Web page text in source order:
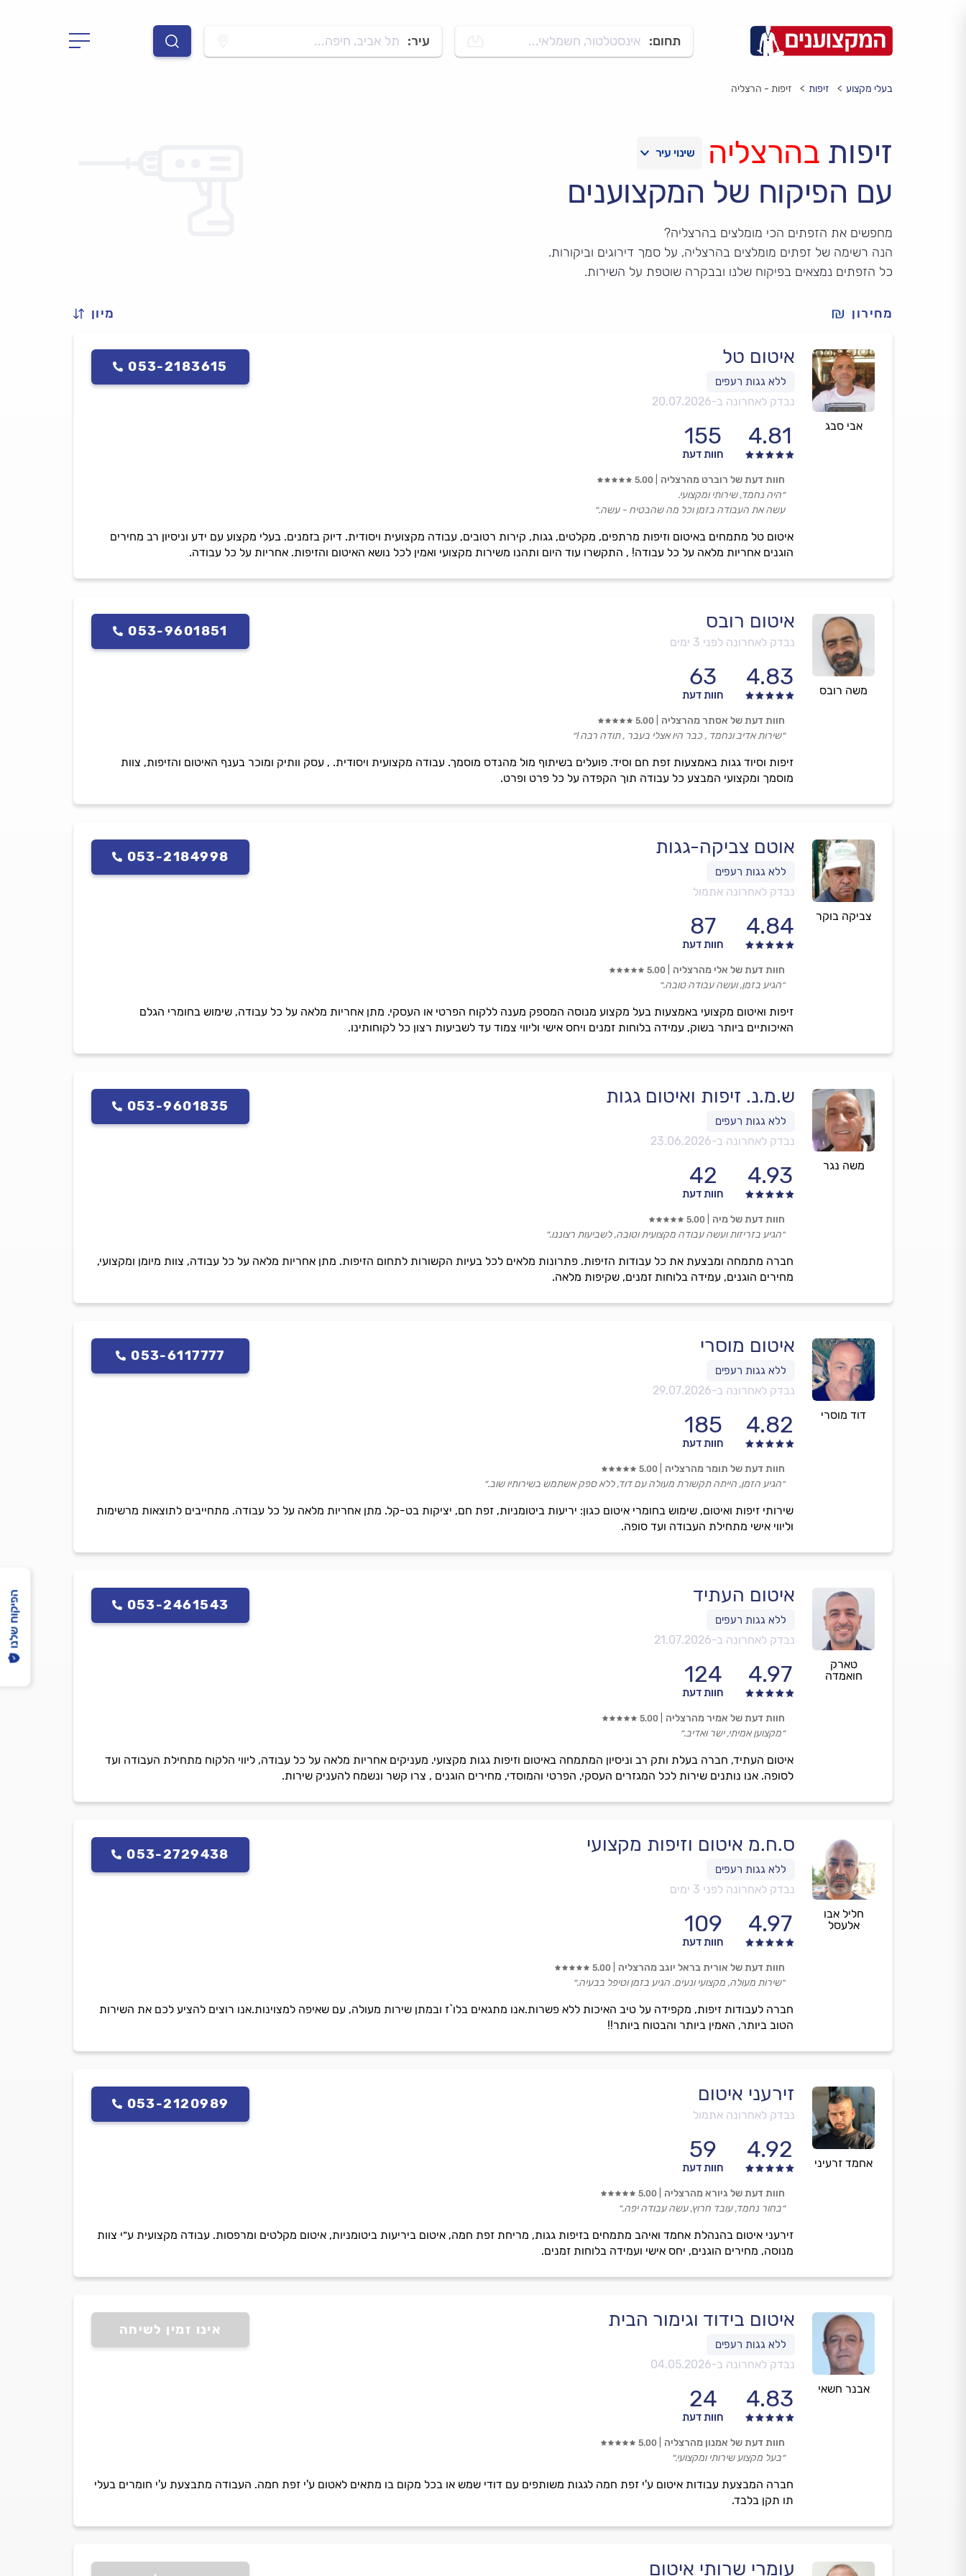
תחום: אינסטלטור, חשמלאי... עיר: תל אביב, חיפה...
בעלי מקצוע זיפות זיפות - הרצליה
זיפות בהרצליה
עם הפיקוח של המקצוענים
מחפשים את הזפתים הכי מומלצים בהרצליה?
הנה רשימה של זפתים מומלצים בהרצליה, על סמך דירוגים וביקורות.
כל הזפתים נמצאים בפיקוח שלנו ובבקרה שוטפת על השירות.
מחירון מיון
אבי סבג
איטום טל
נבדק לאחרונה ב-20.07.2026
4.81
155
חוות דעת
053-2183615
איטום טל מתמחים באיטום וזיפות מרתפים, מקלטים, גגות, קירות רטובים, עבודה מקצועית ויסודית. דיוק בזמנים. בעלי מקצוע עם ידע וניסיון רב מחירים
הוגנים אחריות מלאה על כל עבודה! , התקשרו עוד היום ותהנו משירות מקצועי ואמין לכל נושא האיטום והזיפות. אחריות על כל עבודה.
חוות דעת של רוברט מהרצליה 5.00
״היה נחמד, שירותי ומקצועי.
עשה את העבודה בזמן וכל מה שהבטיח - עשה.״
משה רובס
איטום רובס
נבדק לאחרונה לפני 3 ימים
4.83
63
חוות דעת
053-9601851
זיפות וסיוד גגות באמצעות זפת חם וסיד. פועלים בשיתוף מול מהנדס מוסמך. עבודה מקצועית ויסודית. , עסק וותיק ומוכר בענף האיטום והזיפות, צוות
מוסמך ומקצועי המבצע כל עבודה תוך הקפדה על כל פרט ופרט.
חוות דעת של אסתר מהרצליה 5.00
״שירות אדיב ונחמד , כבר היו אצלי בעבר , תודה רבה !״
צביקה בוקר
אוטם צביקה-גגות
נבדק לאחרונה אתמול
4.84
87
חוות דעת
053-2184998
זיפות ואיטום מקצועי באמצעות בעל מקצוע מנוסה המספק מענה ללקוח הפרטי או העסקי. מתן אחריות מלאה על כל עבודה, שימוש בחומרי הגלם
האיכותיים ביותר בשוק, עמידה בלוחות זמנים ויחס אישי וליווי צמוד עד לשביעות רצון כל לקוחותינו.
חוות דעת של אלי מהרצליה 5.00
״הגיע בזמן, ועשה עבודה טובה.״
משה נגר
ש.מ.נ. זיפות ואיטום גגות
נבדק לאחרונה ב-23.06.2026
4.93
42
חוות דעת
053-9601835
חברה מתמחה ומבצעת את כל עבודות הזיפות. פתרונות מלאים לכל בעיות הקשורות לתחום הזיפות. מתן אחריות מלאה על כל עבודה, צוות מיומן ומקצועי,
מחירים הוגנים, עמידה בלוחות זמנים, שקיפות מלאה.
חוות דעת של מיה 5.00
״הגיע בזריזות ועשה עבודה מקצועית וטובה, לשביעות רצוננו.״
דוד מוסרי
איטום מוסרי
נבדק לאחרונה ב-29.07.2026
4.82
185
חוות דעת
053-6117777
שירותי זיפות ואיטום, שימוש בחומרי איטום כגון: יריעות ביטומניות, זפת חם, יציקות בט-קל. מתן אחריות מלאה על כל עבודה. מתחייבים לתוצאות מרשימות
וליווי אישי מתחילת העבודה ועד סופה.
חוות דעת של תומר מהרצליה 5.00
״הגיע הזמן, הייתה תקשורת מעולה עם דוד, ללא ספק אשתמש בשירותיו שוב.״
טארק
חואמדה
איטום העתיד
נבדק לאחרונה ב-21.07.2026
4.97
124
חוות דעת
053-2461543
איטום העתיד, חברה בעלת ותק רב וניסיון המתמחה באיטום וזיפות גגות מקצועי. מעניקים אחריות מלאה על כל עבודה, ליווי הלקוח מתחילת העבודה ועד
לסופה. אנו נותנים שירות לכל המגזרים העסקי, הפרטי והמוסדי, מחירים הוגנים , צרו קשר ונשמח להעניק שירות.
חוות דעת של אמיר מהרצליה 5.00
״מקצוען אמיתי, ישר ואדיב.״
חליל אבו
אלעסל
ס.ח.מ איטום וזיפות מקצועי
נבדק לאחרונה לפני 3 ימים
4.97
109
חוות דעת
053-2729438
חברה לעבודות זיפות, מקפידה על טיב האיכות ללא פשרות.אנו מתגאים בלו`ז ובמתן שירות מעולה, עם שאיפה למצוינות.אנו רוצים להציע לכם את השירות
הטוב ביותר, האמין ביותר והבטוח ביותר!!
חוות דעת של אורית בראל יוגב מהרצליה 5.00
״שירות מעולה, מקצועי ונעים. הגיע בזמן וטיפל בבעיה.״
אחמד זרעיני
זירעני איטום
נבדק לאחרונה אתמול
4.92
59
חוות דעת
053-2120989
זירעני איטום בהנהלת אחמד ואיהב מתמחים בזיפות גגות, מריחת זפת חמה, איטום ביריעות ביטומניות, איטום מקלטים ומרפסות. עבודה מקצועית ע״י צוות
מנוסה, מחירים הוגנים, יחס אישי ועמידה בלוחות זמנים.
חוות דעת של גיורא מהרצליה 5.00
״בחור נחמד, עובד חרוץ, עשה עבודה יפה.״
אבנר חשאי
איטום בידוד וגימור הבית
נבדק לאחרונה ב-04.05.2026
4.83
24
חוות דעת
אינו זמין לשיחה
חברה המבצעת עבודות איטום ע'י זפת חמה לגגות משותפים עם דודי שמש או בכל מקום בו מתאים לאטום ע'י זפת חמה. העבודה מתבצעת ע'י חומרים בעלי
תו תקן בלבד.
חוות דעת של אמנון מהרצליה 5.00
״בעל מקצוע שירותי ומקצועי.״
עומרי שרותי איטום
הפיקוח שלנו